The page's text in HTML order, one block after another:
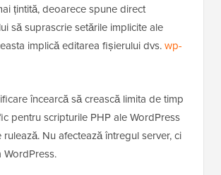
țintită, deoarece spune direct
să suprascrie setările implicite ale
implică editarea fișierului dvs.wp-
încearcă să crească limita de timp
pentru scripturile PHP ale WordPress
Nu afectează întregul server, ci